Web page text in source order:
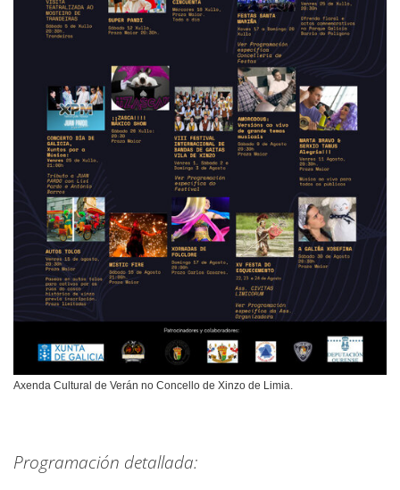
Axenda Cultural de Verán no Concello de Xinzo de Limia.
Programación detallada: